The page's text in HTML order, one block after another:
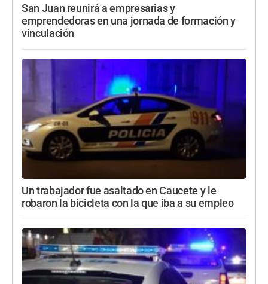
San Juan reunirá a empresarias y
emprendedoras en una jornada de formación y
vinculación
Un trabajador fue asaltado en Caucete y le
robaron la bicicleta con la que iba a su empleo